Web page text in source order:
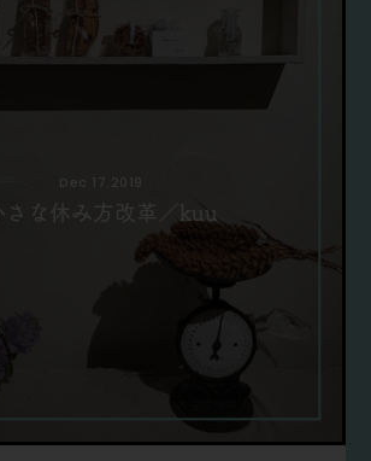
Dec 17.2019
さな休み方改革／kuu